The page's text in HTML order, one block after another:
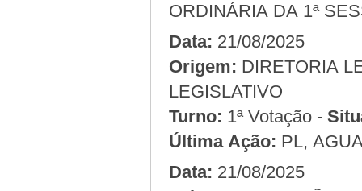
ORDINÁRIA DA 1ª
Data: 21/08/2025
Origem:
LEGISLATIVO
Turno:
1ª Votação -
Última Ação: PL,
Data: 21/08/2025